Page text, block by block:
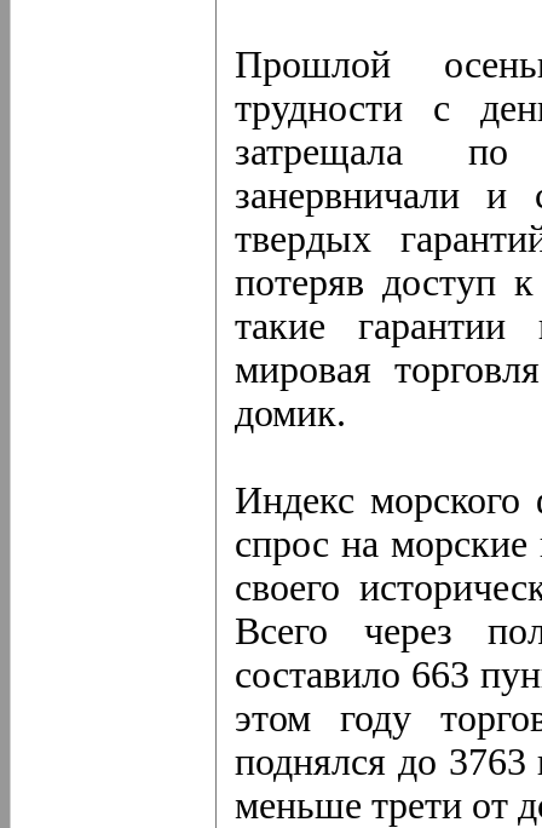
Прошлой
трудности с
затрещала
занервничали и
твердых
потеряв доступ
такие
мировая
домик.
Индекс
спрос на морские
своего
Всего через
составило 663
этом году
поднялся до
меньше трети от